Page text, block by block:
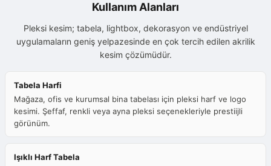
Kullanım Alanları
Pleksi kesim; tabela, lightbox, dekorasyon ve endüstriyel
uygulamaların geniş yelpazesinde en çok tercih edilen akrilik
kesim çözümüdür.
Tabela Harfi
Mağaza, ofis ve kurumsal bina tabelası için pleksi harf ve logo
kesimi. Şeffaf, renkli veya ayna pleksi seçenekleriyle prestiijli
görünüm.
Işıklı Harf Tabela